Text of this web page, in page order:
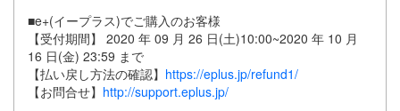
■e+(イープラス)でご購入のお客様
【受付期間】 2020 年 09 月 26 日(土)10:00~2020 年 10 月
16 日(金) 23:59 まで
【払い戻し方法の確認】 https://eplus.jp/refund1/
【お問合せ】 http://support.eplus.jp/